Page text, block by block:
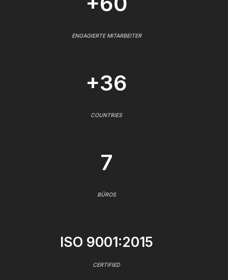
ENGAGIERTE MITARBEITER
+36
COUNTRIES
7
BÜROS
ISO 9001:2015
CERTIFIED